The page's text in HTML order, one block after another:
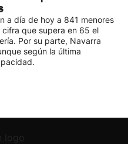
a día de hoy a 841 menores
que supera en 65 el
Por su parte, Navarra
según la última